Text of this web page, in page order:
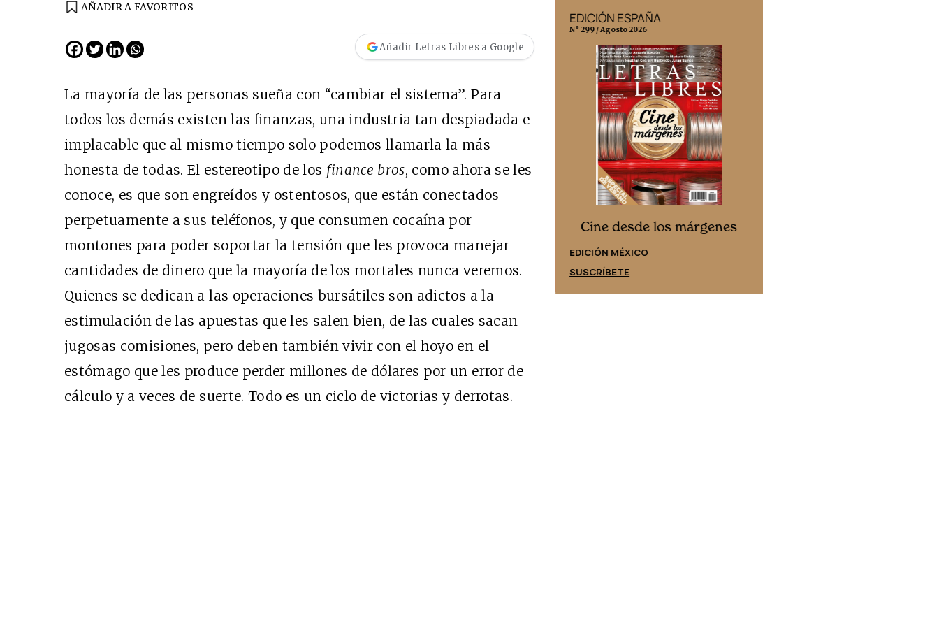
AÑADIR A FAVORITOS
Añadir Letras Libres a Google
La mayoría de las personas sueña con “cambiar el sistema”. Para
todos los demás existen las finanzas, una industria tan despiadada e
implacable que al mismo tiempo solo podemos llamarla la más
honesta de todas. El estereotipo de los finance bros, como ahora se les
conoce, es que son engreídos y ostentosos, que están conectados
perpetuamente a sus teléfonos, y que consumen cocaína por
montones para poder soportar la tensión que les provoca manejar
cantidades de dinero que la mayoría de los mortales nunca veremos.
Quienes se dedican a las operaciones bursátiles son adictos a la
estimulación de las apuestas que les salen bien, de las cuales sacan
jugosas comisiones, pero deben también vivir con el hoyo en el
estómago que les produce perder millones de dólares por un error de
cálculo y a veces de suerte. Todo es un ciclo de victorias y derrotas.
Cine desde los márgenes
EDICIÓN MÉXICO
SUSCRÍBETE
Cine desde los márgenes
EDICIÓN ESPAÑA
SUSCRÍBETE
EDICIÓN ESPAÑA
N° 299 / Agosto 2026
Cine desde los márgenes
EDICIÓN MÉXICO
SUSCRÍBETE